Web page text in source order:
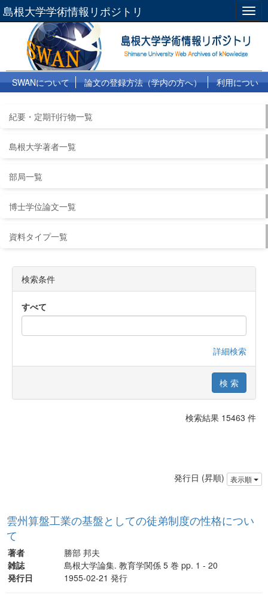
島根大学学術情報リポジトリ
SWANについて 論文の登録方法（学内の方へ）
利用につい
紀要・定期刊行物一覧
島根大学著者一覧
部局一覧
博士学位論文一覧
資料タイプ一覧
検索条件
すべて
詳細検索
検索結果 15463 件
発行日 (昇順) 表示順
雲州算盤工業の基盤としての徒弟制度の性格につい
て
著者
勝部 邦夫
雑誌
島根大学論集. 教育学関係 5 巻 pp. 1 - 20
発行日
1955-02-21 発行